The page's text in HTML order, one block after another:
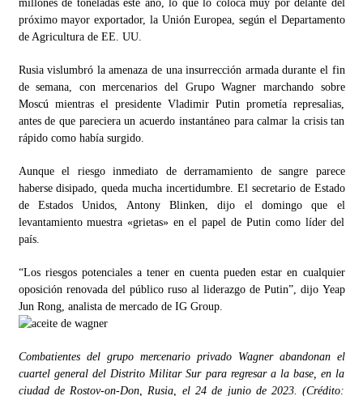
millones de toneladas este año, lo que lo coloca muy por delante del
próximo mayor exportador, la Unión Europea, según el Departamento
de Agricultura de EE. UU.
Rusia vislumbró la amenaza de una insurrección armada durante el fin
de semana, con mercenarios del Grupo Wagner marchando sobre
Moscú mientras el presidente Vladimir Putin prometía represalias,
antes de que pareciera un acuerdo instantáneo para calmar la crisis tan
rápido como había surgido.
Aunque el riesgo inmediato de derramamiento de sangre parece
haberse disipado, queda mucha incertidumbre. El secretario de Estado
de Estados Unidos, Antony Blinken, dijo el domingo que el
levantamiento muestra «grietas» en el papel de Putin como líder del
país.
“Los riesgos potenciales a tener en cuenta pueden estar en cualquier
oposición renovada del público ruso al liderazgo de Putin”, dijo Yeap
Jun Rong, analista de mercado de IG Group.
Combatientes del grupo mercenario privado Wagner abandonan el
cuartel general del Distrito Militar Sur para regresar a la base, en la
ciudad de Rostov-on-Don, Rusia, el 24 de junio de 2023. (Crédito: